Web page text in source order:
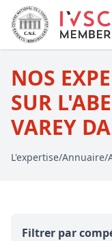
NOS
SUR
VAREY
L'expertise/Annuaire/
Filtrer par